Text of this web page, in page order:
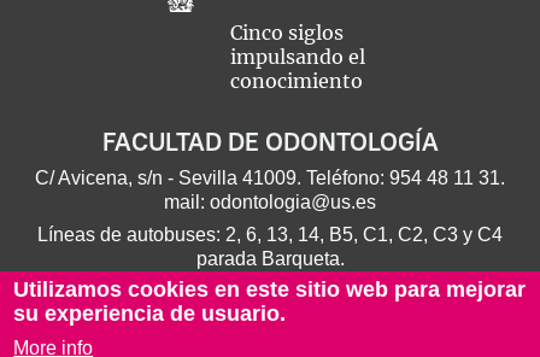
Cinco siglos
impulsando el
conocimiento
FACULTAD DE ODONTOLOGÍA
C/ Avicena, s/n - Sevilla 41009. Teléfono: 954 48 11 31.
mail: odontologia@us.es
Líneas de autobuses: 2, 6, 13, 14, B5, C1, C2, C3 y C4
parada Barqueta.
Utilizamos cookies en este sitio web para mejorar
su experiencia de usuario.
More info